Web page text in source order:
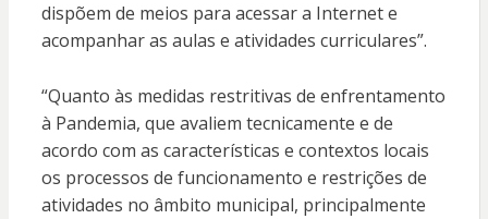
dispõem de meios para acessar a Internet e
acompanhar as aulas e atividades curriculares”.
“Quanto às medidas restritivas de enfrentamento
à Pandemia, que avaliem tecnicamente e de
acordo com as características e contextos locais
os processos de funcionamento e restrições de
atividades no âmbito municipal, principalmente